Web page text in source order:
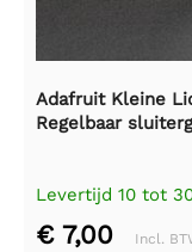
Adafruit Kleine
Regelbaar
Levertijd 10 tot
€ 7,00 Incl.